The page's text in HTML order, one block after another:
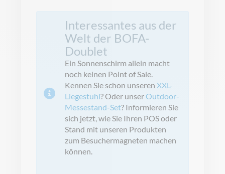
Interessantes aus der
Welt der BOFA-
Doublet
Ein Sonnenschirm allein macht
noch keinen Point of Sale.
Kennen Sie schon unserenXXL-
Liegestuhl? Oder unser Outdoor-
Messestand-Set? Informieren Sie
sich jetzt, wie Sie Ihren POS oder
Stand mit unseren Produkten
zum Besuchermagneten machen
können.